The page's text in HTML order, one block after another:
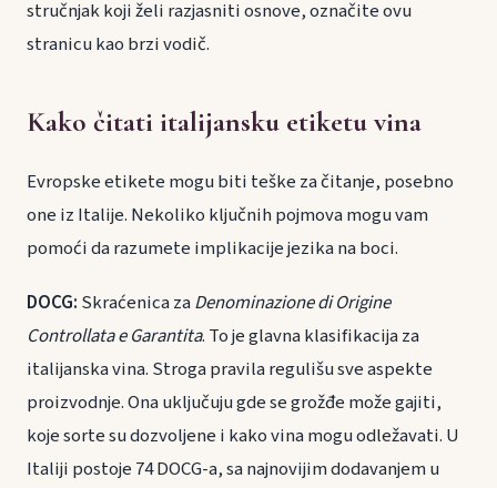
stručnjak koji želi razjasniti osnove, označite ovu
stranicu kao brzi vodič.
Kako čitati italijansku etiketu vina
Evropske etikete mogu biti teške za čitanje, posebno
one iz Italije. Nekoliko ključnih pojmova mogu vam
pomoći da razumete implikacije jezika na boci.
DOCG: Skraćenica zaDenominazione di Origine
Controllata e Garantita. To je glavna klasifikacija za
italijanska vina. Stroga pravila regulišu sve aspekte
proizvodnje. Ona uključuju gde se grožđe može gajiti,
koje sorte su dozvoljene i kako vina mogu odležavati. U
Italiji postoje 74 DOCG-a, sa najnovijim dodavanjem u